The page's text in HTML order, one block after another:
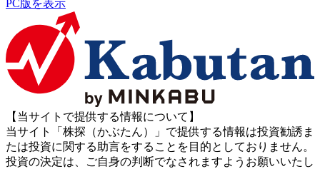
PC版を表示
【当サイトで提供する情報について】
当サイト「株探（かぶたん）」で提供する情報は投資勧誘ま
たは投資に関する助言をすることを目的としておりません。
投資の決定は、ご自身の判断でなされますようお願いいたし